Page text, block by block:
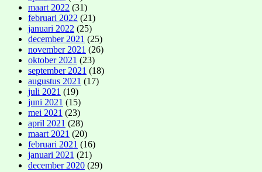
maart 2022 (31)
februari 2022 (21)
januari 2022 (25)
december 2021 (25)
november 2021 (26)
oktober 2021 (23)
september 2021 (18)
augustus 2021 (17)
juli 2021 (19)
juni 2021 (15)
mei 2021 (23)
april 2021 (28)
maart 2021 (20)
februari 2021 (16)
januari 2021 (21)
december 2020 (29)